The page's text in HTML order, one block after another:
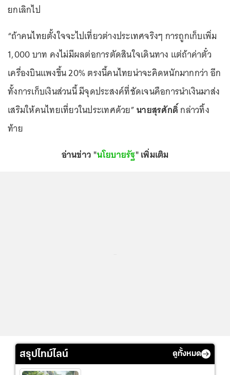
ยกเลิกไป
“ถ้าคนไทยตั้งใจจะไปเที่ยวต่างประเทศจริงๆ การถูกเก็บเพิ่ม
1,000 บาท คงไม่มีผลต่อการตัดสินใจเดินทาง แต่ถ้าค่าตั๋ว
เครื่องบินแพงขึ้น 20% ตรงนี้คนไทยน่าจะคิดหนักมากกว่า อีก
ทั้งการเก็บเงินส่วนนี้ มีจุดประสงค์ที่ชัดเจนคือการนำเงินมาส่ง
เสริมให้คนไทยเที่ยวในประเทศด้วย”นายสุรศักดิ์กล่าวทิ้ง
ท้าย
อ่านข่าว "นโยบายรัฐ" เพิ่มเติม
สรุปไทม์ไลน์ ดูทั้งหมด